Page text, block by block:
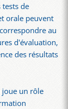
de
orale peuvent
au
d'évaluation,
des résultats
joue un rôle